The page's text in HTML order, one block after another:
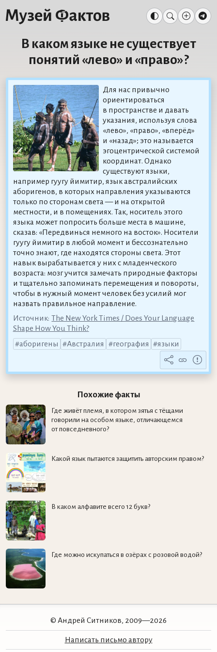
В каком языке не существует
понятий «лево» и «право»?
Для нас привычно
ориентироваться
в пространстве и давать
указания, используя слова
«лево», «право», «вперёд»
и «назад»; это называется
эгоцентрической системой
координат. Однако
существуют языки,
например гуугу йимитир, язык австралийских
аборигенов, в которых направления указываются
только по сторонам света — и на открытой
местности, и в помещениях. Так, носитель этого
языка может попросить больше места в машине,
сказав: «Передвинься немного на восток». Носители
гуугу йимитир в любой момент и бессознательно
точно знают, где находятся стороны света. Этот
навык вырабатывается у них с младенческого
возраста: мозг учится замечать природные факторы
и тщательно запоминать перемещения и повороты,
чтобы в нужный момент человек без усилий мог
назвать правильное направление.
Источник: The New York Times / Does Your Language
Shape How You Think?
аборигены
Австралия география языки
Похожие факты
Где живёт племя, в котором зятья с тёщами
говорили на особом языке, отличающемся
от повседневного?
Какой язык пытаются защитить авторским правом?
В каком алфавите всего 12 букв?
Где можно искупаться в озёрах с розовой водой?
© Андрей Ситников, 2009—2026
Написать письмо автору